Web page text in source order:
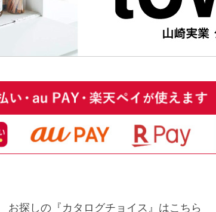
お探しの『カタログチョイス』はこちら